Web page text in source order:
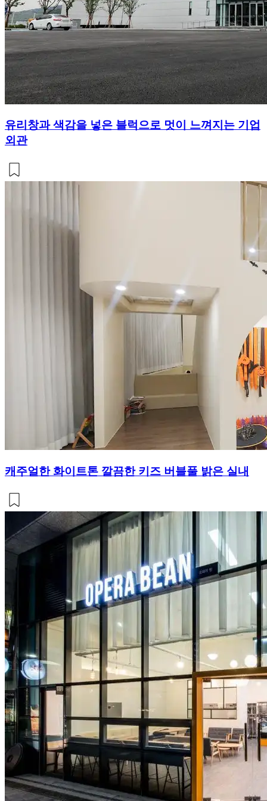
유리창과 색감을 넣은 블럭으로 멋이 느껴지는 기업
외관
캐주얼한 화이트톤 깔끔한 키즈 버블풀 밝은 실내